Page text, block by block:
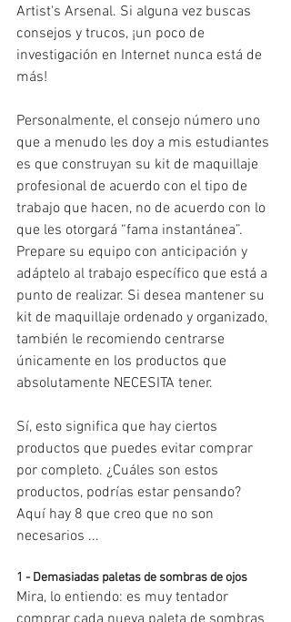
Artist's Arsenal. Si alguna vez buscas
consejos y trucos, ¡un poco de
investigación en Internet nunca está de
más!
Personalmente, el consejo número uno
que a menudo les doy a mis estudiantes
es que construyan su kit de maquillaje
profesional de acuerdo con el tipo de
trabajo que hacen, no de acuerdo con lo
que les otorgará “fama instantánea”.
Prepare su equipo con anticipación y
adáptelo al trabajo específico que está a
punto de realizar. Si desea mantener su
kit de maquillaje ordenado y organizado,
también le recomiendo centrarse
únicamente en los productos que
absolutamente NECESITA tener.
Sí, esto significa que hay ciertos
productos que puedes evitar comprar
por completo. ¿Cuáles son estos
productos, podrías estar pensando?
Aquí hay 8 que creo que no son
necesarios ...
1 - Demasiadas paletas de sombras de ojos
Mira, lo entiendo: es muy tentador